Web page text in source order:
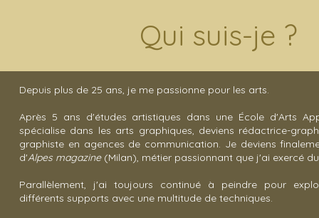
Depuis plus de 25 ans, je me passionne pour les arts.
Après 5 ans d'études artistiques dans une École d'Arts
spécialise dans les arts graphiques, deviens rédactrice-
graphiste en agences de communication. Je deviens
d'Alpes magazine(Milan), métier passionnant que j'ai exercé
Parallèlement, j'ai toujours continué à peindre pour
différents supports avec une multitude de techniques.
Qui suis-je ?